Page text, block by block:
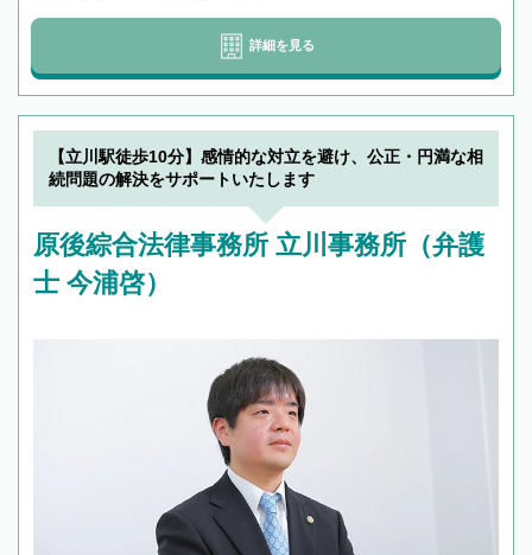
詳細を見る
【立川駅徒歩10分】感情的な対立を避け、公正・円満な相
続問題の解決をサポートいたします
原後綜合法律事務所 立川事務所（弁護
士 今浦啓）